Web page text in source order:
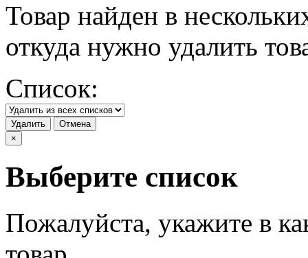
Товар найден в
откуда нужно удалить
Список:
Удалить
Отмена
×
Выберите список
Пожалуйста, укажите в